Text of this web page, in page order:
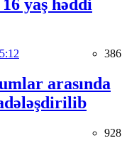
yaş həddi
386
arasında
928